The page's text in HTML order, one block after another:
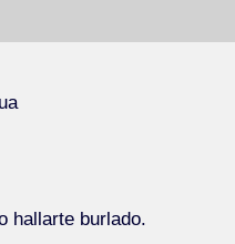
hallarte burlado.